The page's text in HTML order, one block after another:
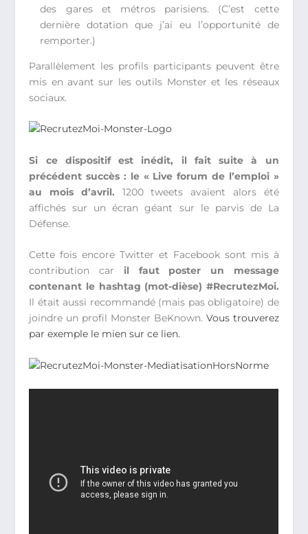
des gares et métros parisiens. (C’est cette
dernière dotation que j’ai eu l’opportunité de
remporter.)
Parallèlement les profils participants peuvent être
mis en avant sur les outils Monster et les réseaux
sociaux.
Si ce dispositif est inédit, il fait suite à un
précédent succès : le « Live forum de l’emploi »
au mois d’avril. 1200 tweets avaient alors été
affichés sur un écran géant sur le parvis de La
Défense.
Cette fois encore Twitter et Facebook sont mis à
contribution car il faut poster un message
contenant le hashtag (mot-dièse) #RecrutezMoi.
Il était aussi recommandé (mais pas obligatoire) de
joindre un profil Monster BeKnown. Vous trouverez
par exemple le mien sur ce lien.